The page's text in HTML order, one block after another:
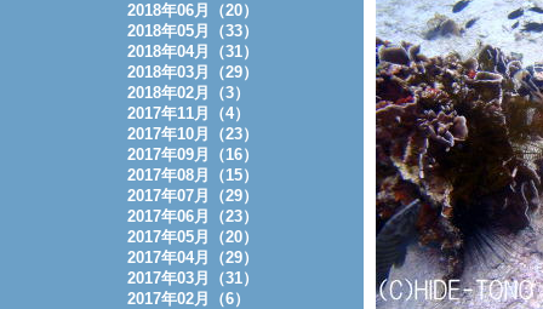
2018年06月（20）
2018年05月（33）
2018年04月（31）
2018年03月（29）
2018年02月（3）
2017年11月（4）
2017年10月（23）
2017年09月（16）
2017年08月（15）
2017年07月（29）
2017年06月（23）
2017年05月（20）
2017年04月（29）
2017年03月（31）
2017年02月（6）